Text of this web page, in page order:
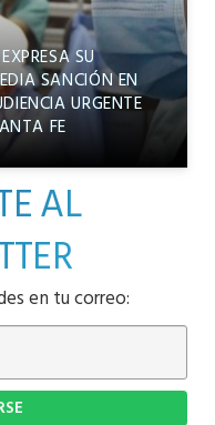
SU
SANCIÓN EN
URGENTE
FE
AL
en tu correo: